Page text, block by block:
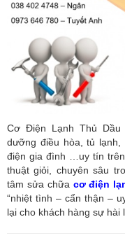
Cơ Điện Lạnh Thủ Dầu
dưỡng điều hòa, tủ
điện gia đình …uy tín
thuật giỏi, chuyên sâu
tâm sửa chữa cơ điện
“nhiệt tình – cẩn thận –
lại cho khách hàng sự hài